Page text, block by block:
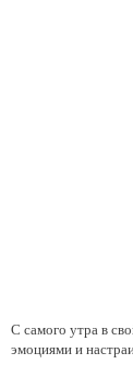
С самого утра в
эмоциями и